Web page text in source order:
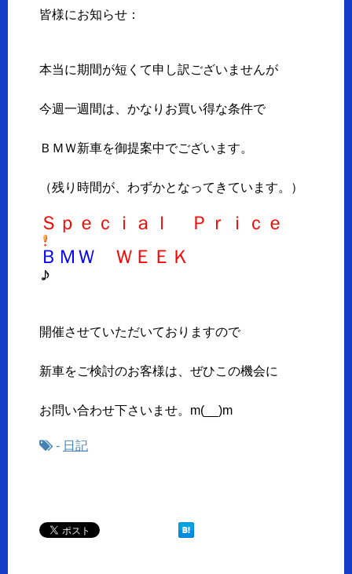
皆様にお知らせ：
本当に期間が短くて申し訳ございませんが
今週一週間は、かなりお買い得な条件で
ＢＭＷ新車を御提案中でございます。
（残り時間が、わずかとなってきています。）
Ｓｐｅｃｉａｌ Ｐｒｉｃｅ
ＢＭＷ ＷＥＥＫ
開催させていただいておりますので
新車をご検討のお客様は、ぜひこの機会に
お問い合わせ下さいませ。m(__)m
- 日記